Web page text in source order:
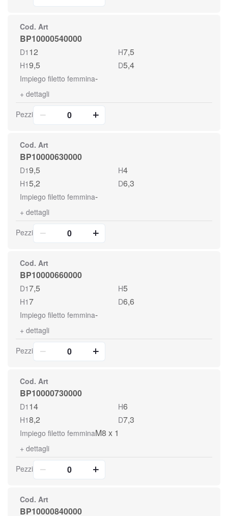
Cod. Art
BP10000540000
D1 12 H7,5
H19,5 D5,4
Impiego filetto femmina-
+ dettagli
Pezzi
Cod. Art
BP10000630000
D19,5 H4
H15,2 D6,3
Impiego filetto femmina-
+ dettagli
Pezzi
Cod. Art
BP10000660000
D17,5 H5
H17 D6,6
Impiego filetto femmina-
+ dettagli
Pezzi
Cod. Art
BP10000730000
D1 14 H6
H18,2 D7,3
Impiego filetto femminaM8 x 1
+ dettagli
Pezzi
Cod. Art
BP10000840000